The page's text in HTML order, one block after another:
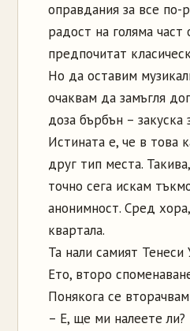
оправдания за все
радост на голяма
предпочитат
Но да оставим
очаквам да замъгля
доза бърбън – закуска
Истината е, че в това
друг тип места.
точно сега искам
анонимност. Сред
квартала.
Та нали самият
Ето, второ
Понякога се
– Е, ще ми налеете ли?